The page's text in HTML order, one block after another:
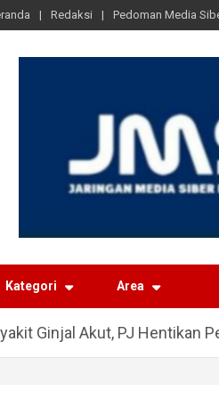
Redaksi Pedoman Media
Kategori Area
Ginjal Akut, PJ Hentikan